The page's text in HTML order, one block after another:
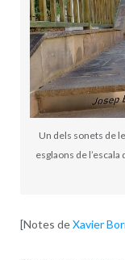
Un dels sonets de
esglaons de
[Notes deXavier